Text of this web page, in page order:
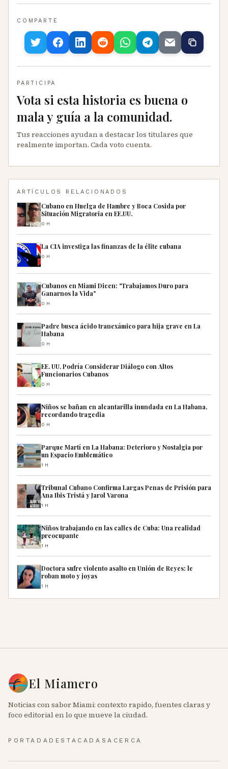
COMPARTE
PARTICIPA
Vota si esta historia es buena o
mala y guía a la comunidad.
Tus reacciones ayudan a destacar los titulares que
realmente importan. Cada voto cuenta.
ARTÍCULOS RELACIONADOS
Cubano en Huelga de Hambre y Boca Cosida por
Situación Migratoria en EE.UU.
0H
La CIA investiga las finanzas de la élite cubana
0H
Cubanos en Miami Dicen: "Trabajamos Duro para
Ganarnos la Vida"
0H
Padre busca ácido tranexámico para hija grave en La
Habana
0H
EE. UU. Podría Considerar Diálogo con Altos
Funcionarios Cubanos
0H
Niños se bañan en alcantarilla inundada en La Habana,
recordando tragedia
0H
Parque Martí en La Habana: Deterioro y Nostalgia por
un Espacio Emblemático
1H
Tribunal Cubano Confirma Largas Penas de Prisión para
Ana Ibis Tristá y Jarol Varona
1H
Niños trabajando en las calles de Cuba: Una realidad
preocupante
1H
Doctora sufre violento asalto en Unión de Reyes: le
roban moto y joyas
1H
El Miamero
Noticias con sabor Miami: contexto rapido, fuentes claras y
foco editorial en lo que mueve la ciudad.
PORTADA DESTACADASACERCA